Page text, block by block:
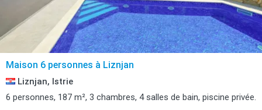
Maison 6 personnes à Liznjan
Liznjan, Istrie
6 personnes, 187 m², 3 chambres, 4 salles de bain, piscine privée.